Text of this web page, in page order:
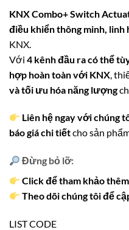
KNX Combo+ Switch
điều khiển thông minh, linh
KNX.
Với 4 kênh đầu ra có thể
hợp hoàn toàn với KNX ,
và tối ưu hóa năng lượng
Liên hệ ngay với chúng
báo giá chi tiếtcho sản
Đừng bỏ lỡ:
Click để tham khảo
Theo dõi chúng tôi để
LIST CODE